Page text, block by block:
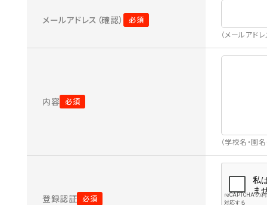
メールアドレス（確認）
（メールアド
内容
（学校名・園
登録認証